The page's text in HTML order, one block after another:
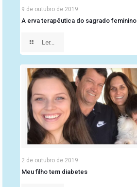
9 de outubro de 2019
A erva terapêutica do sagrado feminino
Ler...
2 de outubro de 2019
Meu filho tem diabetes